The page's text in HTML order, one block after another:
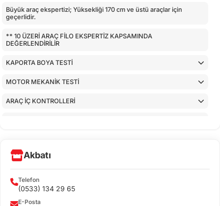
Büyük araç ekspertizi; Yüksekliği 170 cm ve üstü araçlar için
geçerlidir.
** 10 ÜZERİ ARAÇ FİLO EKSPERTİZ KAPSAMINDA
DEĞERLENDİRİLİR
KAPORTA BOYA TESTİ
MOTOR MEKANİK TESTİ
ARAÇ İÇ KONTROLLERİ
Akbatı
Telefon
(0533) 134 29 65
E-Posta